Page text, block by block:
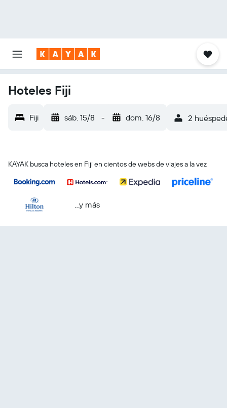
Hoteles Fiji
Fiji sáb. 15/8 - dom. 16/8 2
KAYAK busca hoteles en Fiji en cientos de webs de viajes a la vez
...y más